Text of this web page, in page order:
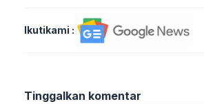
Ikutikami :
Tinggalkan komentar